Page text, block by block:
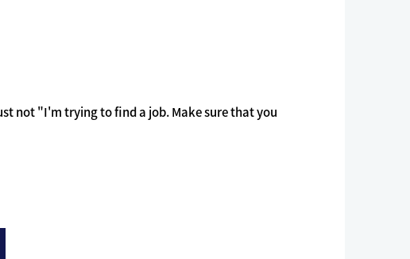
not "I'm trying to find a job. Make sure that you